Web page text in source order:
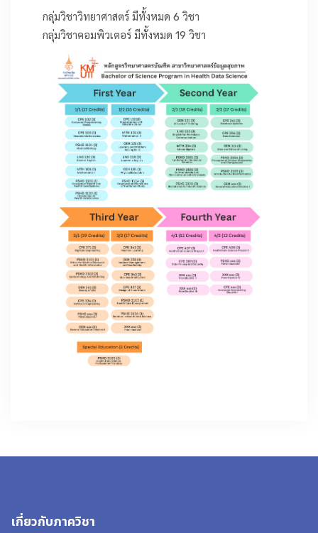
กลุ่มวิชาวิทยาศาสตร์ มีทั้งหมด 6 วิชา
กลุ่มวิชาคอมพิวเตอร์ มีทั้งหมด 19 วิชา
เกี่ยวกับภาควิชา